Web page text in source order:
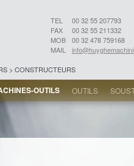
TEL
00 32 55 207793
FAX
00 32 55 211332
MOB
00 32 478 759168
MAIL
> CONSTRUCTEURS
OUTILS OUTILS